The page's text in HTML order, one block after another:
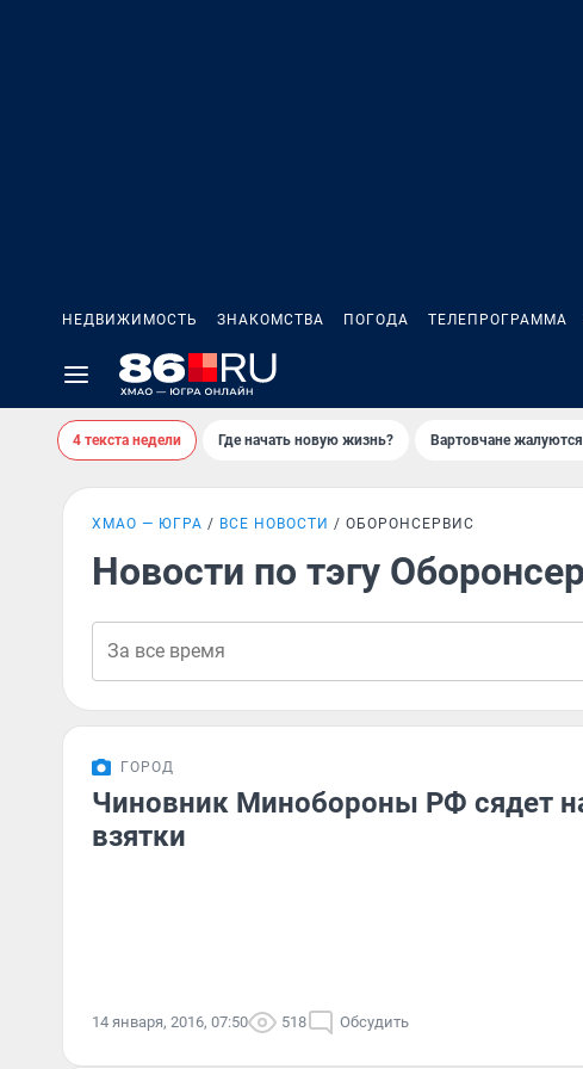
НЕДВИЖИМОСТЬ ЗНАКОМСТВА ПОГОДА ТЕЛЕПРОГРАММА
4 текста недели Где начать новую жизнь? Вартовчане
ХМАО — ЮГРА ВСЕ НОВОСТИ ОБОРОНСЕРВИС
Новости по тэгу
ГОРОД
Чиновник Минобороны РФ сядет
взятки
14 января, 2016, 07:50 518 Обсудить